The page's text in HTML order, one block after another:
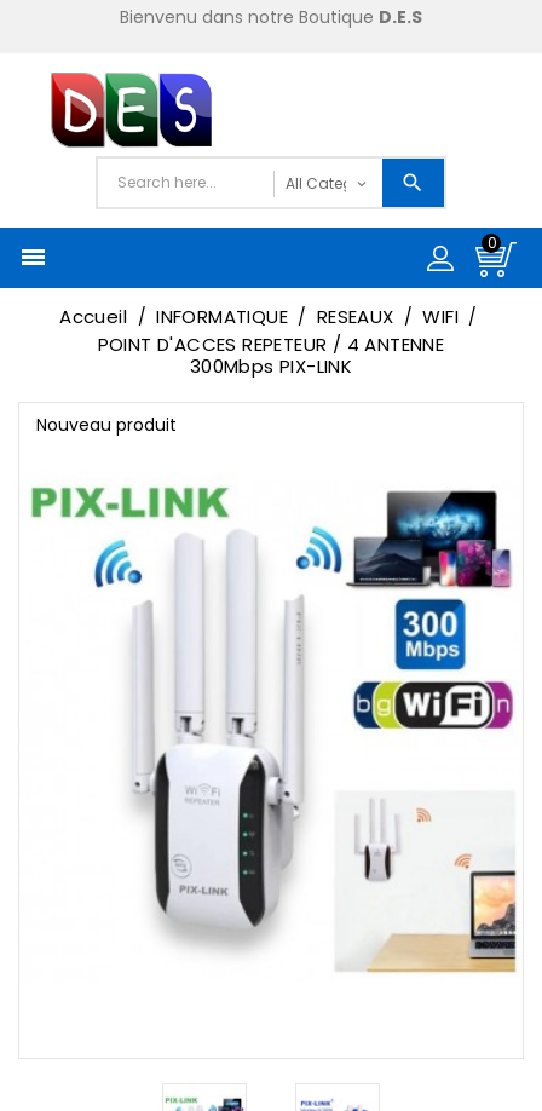
Bienvenu dans notre Boutique D.E.S

0
Accueil INFORMATIQUE RESEAUX
WIFI
POINT D'ACCES REPETEUR / 4 ANTENNE
300Mbps PIX-LINK
Nouveau produit